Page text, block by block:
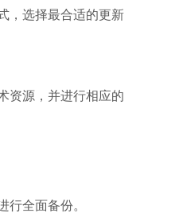
，选择最合适的更新
资源，并进行相应的
行全面备份。